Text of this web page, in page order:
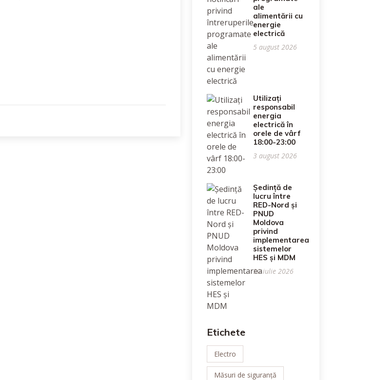
ale
alimentării cu
energie
electrică
5 august 2026
Utilizați
responsabil
energia
electrică în
orele de vârf
18:00-23:00
3 august 2026
Ședință de
lucru între
RED-Nord și
PNUD
Moldova
privind
implementarea
sistemelor
HES și MDM
30 iulie 2026
Etichete
Electro
Măsuri de siguranță